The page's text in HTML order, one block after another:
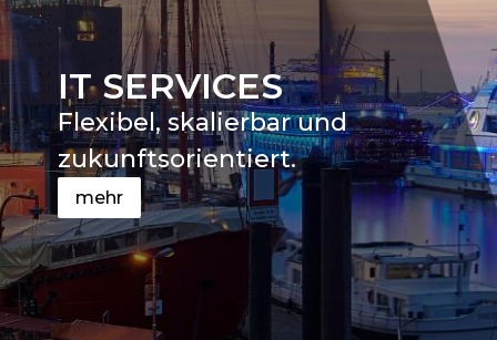
IT SERVICES
Flexibel, skalierbar und
zukunftsorientiert.
mehr